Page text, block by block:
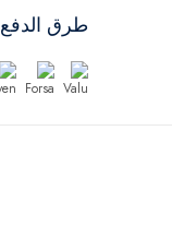
طرق الدفع